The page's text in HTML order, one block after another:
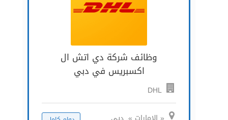
وظائف شركة دي اتش ال
اكسبريس في دبي
DHL